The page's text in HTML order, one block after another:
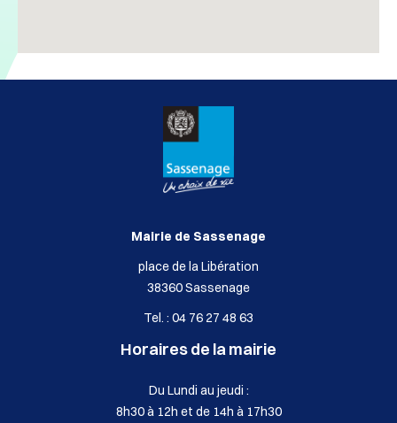
Mairie de Sassenage
place de la Libération
38360 Sassenage
Tel. : 04 76 27 48 63
Horaires de la mairie
Du Lundi au jeudi :
8h30 à 12h et de 14h à 17h30